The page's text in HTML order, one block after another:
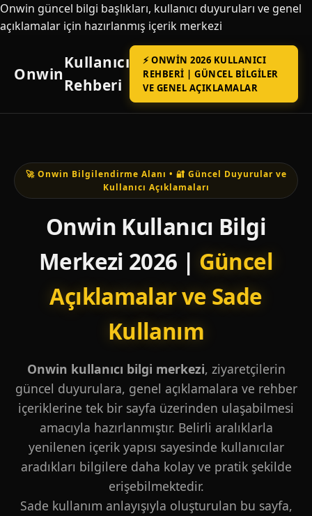
Onwin güncel bilgi başlıkları, kullanıcı duyuruları ve genel
açıklamalar için hazırlanmış içerik merkezi
Onwin
Kullanıcı
Rehberi
⚡ ONWIN 2026 KULLANICI
REHBERI | GÜNCEL BILGILER
VE GENEL AÇIKLAMALAR
🚀 Onwin Bilgilendirme Alanı • 🔐 Güncel Duyurular ve
Kullanıcı Açıklamaları
Onwin Kullanıcı Bilgi
Merkezi 2026 | Güncel
Açıklamalar ve Sade
Kullanım
Onwin kullanıcı bilgi merkezi, ziyaretçilerin
güncel duyurulara, genel açıklamalara ve rehber
içeriklerine tek bir sayfa üzerinden ulaşabilmesi
amacıyla hazırlanmıştır. Belirli aralıklarla
yenilenen içerik yapısı sayesinde kullanıcılar
aradıkları bilgilere daha kolay ve pratik şekilde
erişebilmektedir.
Sade kullanım anlayışıyla oluşturulan bu sayfa,